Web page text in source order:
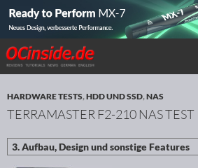
Redaktion ocinside.de PC
Suchen
ZUM INHALT SPRINGEN
HARDWARE TESTS,HDD UND SSD,NAS
TERRAMASTER F2-210 NAS TEST